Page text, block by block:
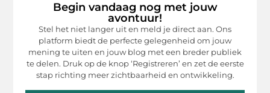
Begin vandaag nog met jouw
avontuur!
Stel het niet langer uit en meld je direct aan. Ons
platform biedt de perfecte gelegenheid om jouw
mening te uiten en jouw blog met een breder publiek
te delen. Druk op de knop ‘Registreren’ en zet de eerste
stap richting meer zichtbaarheid en ontwikkeling.